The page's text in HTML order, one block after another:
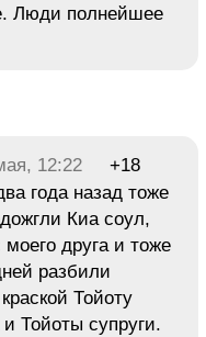
Люди полнейшее
12:22
+18
года назад тоже
Киа соул,
друга и тоже
разбили
Тойоту
Тойоты супруги.